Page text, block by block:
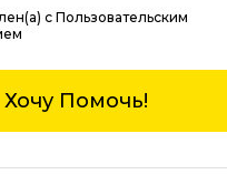
с Пользовательским
Хочу Помочь!